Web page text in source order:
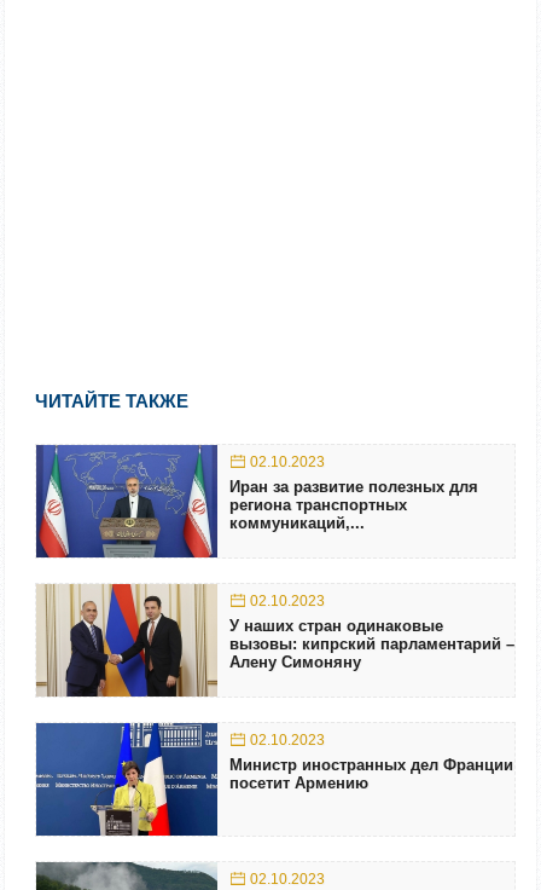
ЧИТАЙТЕ ТАКЖЕ
02.10.2023
Иран за развитие полезных для
региона транспортных
коммуникаций,...
02.10.2023
У наших стран одинаковые
вызовы: кипрский парламентарий –
Алену Симоняну
02.10.2023
Министр иностранных дел Франции
посетит Армению
02.10.2023